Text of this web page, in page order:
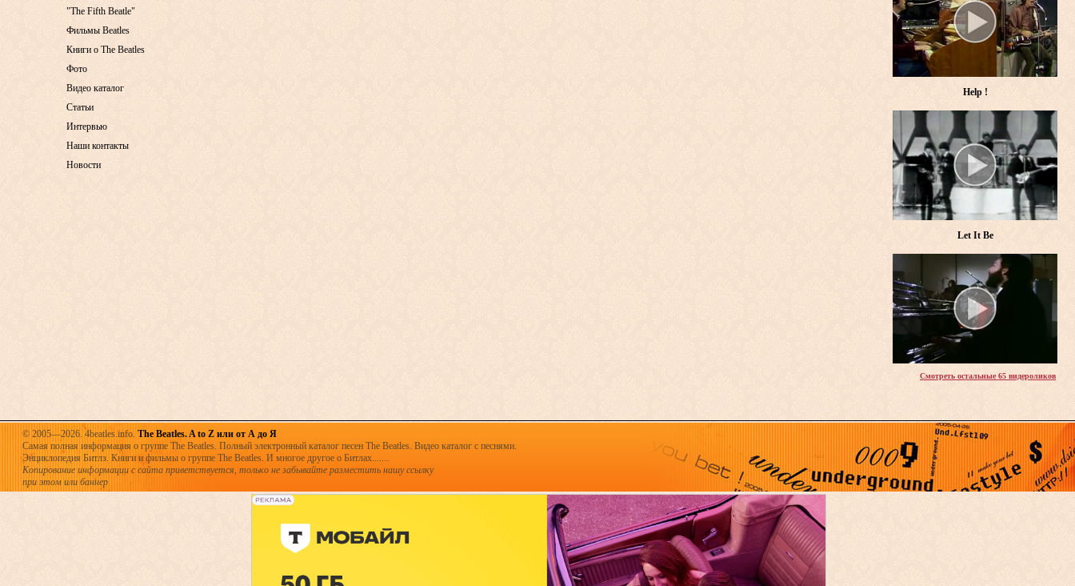
"The Fifth Beatle"
Фильмы Beatles
Книги о The Beatles
Фото
Видео каталог
Статьи
Интервью
Наши контакты
Новости
Help !
Let It Be
Смотреть остальные 65 видероликов
© 2005—2026. 4beatles.info. The Beatles. A to Z или от А до Я
Самая полная информация о группе The Beatles. Полный электронный каталог песен The Beatles. Видео каталог с песнями.
Энциклопедия Битлз. Книги и фильмы о группе The Beatles. И многое другое о Битлах.......
Копирование информации с сайта приветствуется, только не забывайте разместить нашу ссылку
при этом или баннер